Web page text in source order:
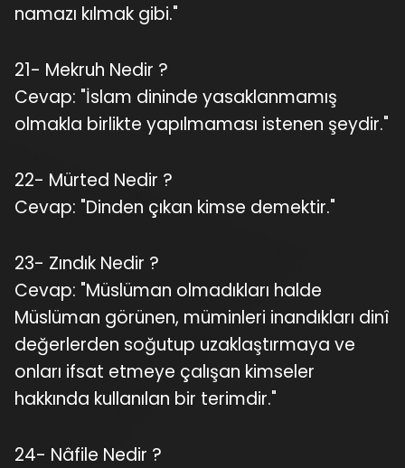
namazı kılmak gibi."
21- Mekruh Nedir ?
Cevap: "İslam dininde yasaklanmamış
olmakla birlikte yapılmaması istenen şeydir."
22- Mürted Nedir ?
Cevap: "Dinden çıkan kimse demektir."
23- Zındık Nedir ?
Cevap: "Müslüman olmadıkları halde
Müslüman görünen, müminleri inandıkları dinî
değerlerden soğutup uzaklaştırmaya ve
onları ifsat etmeye çalışan kimseler
hakkında kullanılan bir terimdir."
24- Nâfile Nedir ?